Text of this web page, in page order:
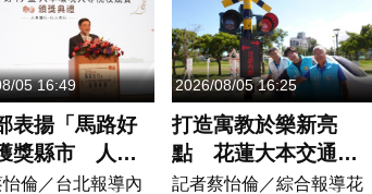
年最後一波行
於9月和10月...
變，各大機構及模式，仍
維持往西直襲中...
05 16:49
表揚「馬路好
獎縣市 人本
賽學生團隊同
倫／台北報導內
2026/08/05 16:25
打造寓教於樂新亮
點 花蓮大本交通主
題公園將開放體驗
記者蔡怡倫／綜合報導花